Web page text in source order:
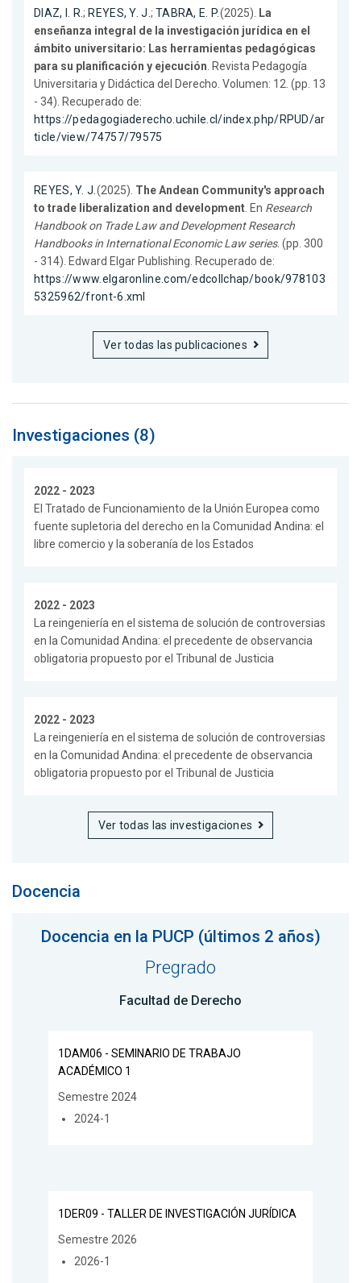
DIAZ, I. R.; REYES, Y. J. ; TABRA, E. P.(2025).
La
enseñanza integral de la investigación jurídica en el
ámbito universitario: Las herramientas pedagógicas
para su planificación y ejecución . Revista Pedagogía
Universitaria y Didáctica del Derecho. Volumen: 12. (pp. 13
- 34). Recuperado de:
https://pedagogiaderecho.uchile.cl/index.php/RPUD/ar
ticle/view/74757/79575
REYES, Y. J. (2025). The Andean Community's approach
to trade liberalization and development . En Research
Handbook on Trade Law and Development Research
Handbooks in International Economic Law series. (pp. 300
- 314). Edward Elgar Publishing. Recuperado de:
https://www.elgaronline.com/edcollchap/book/978103
5325962/front-6.xml
Ver todas las publicaciones
Investigaciones (8)
2022 - 2023
El Tratado de Funcionamiento de la Unión Europea como
fuente supletoria del derecho en la Comunidad Andina: el
libre comercio y la soberanía de los Estados
2022 - 2023
La reingeniería en el sistema de solución de controversias
en la Comunidad Andina: el precedente de observancia
obligatoria propuesto por el Tribunal de Justicia
2022 - 2023
La reingeniería en el sistema de solución de controversias
en la Comunidad Andina: el precedente de observancia
obligatoria propuesto por el Tribunal de Justicia
Ver todas las investigaciones
Docencia
Docencia en la PUCP (últimos 2 años)
Pregrado
Facultad de Derecho
1DAM06 - SEMINARIO DE TRABAJO
ACADÉMICO 1
Semestre 2024
2024-1
1DER09 - TALLER DE INVESTIGACIÓN JURÍDICA
Semestre 2026
2026-1